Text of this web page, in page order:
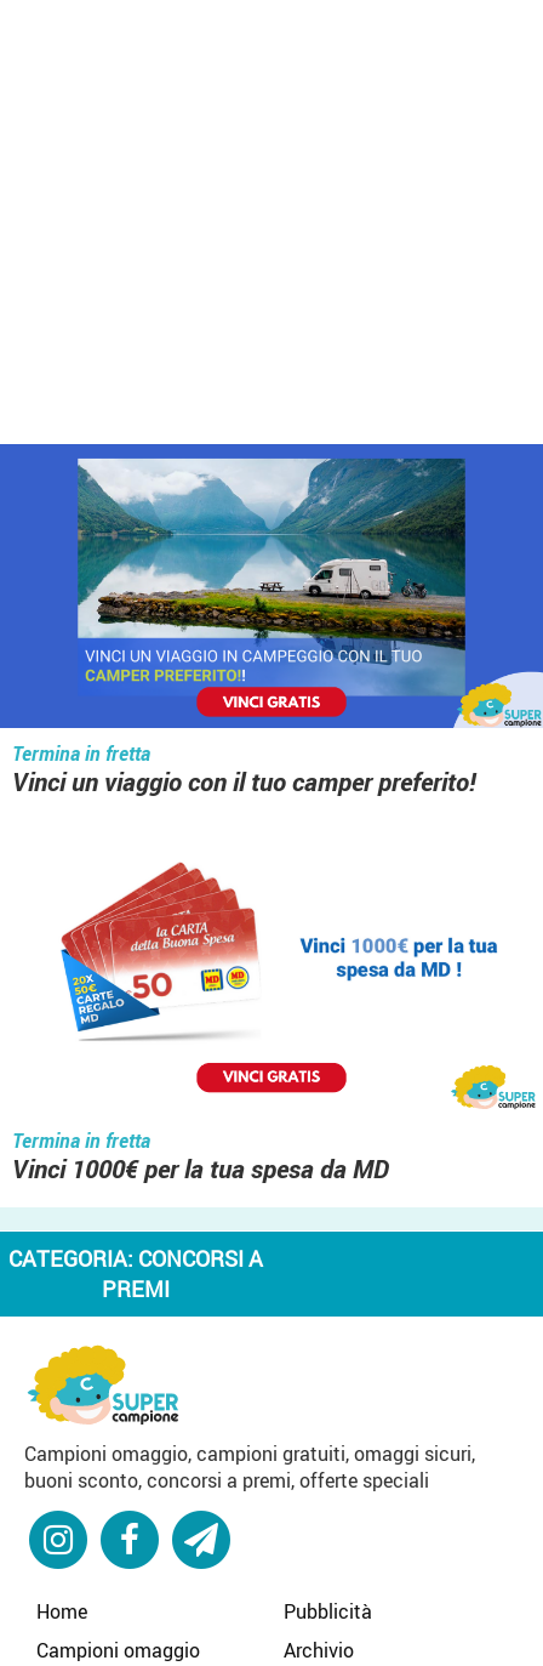
Termina in fretta
Vinci un viaggio con il tuo camper preferito!
Termina in fretta
Vinci 1000€ per la tua spesa da MD
CATEGORIA: CONCORSI A
PREMI
Campioni omaggio, campioni gratuiti, omaggi sicuri,
buoni sconto, concorsi a premi, offerte speciali
Home
Campioni omaggio
Pubblicità
Archivio